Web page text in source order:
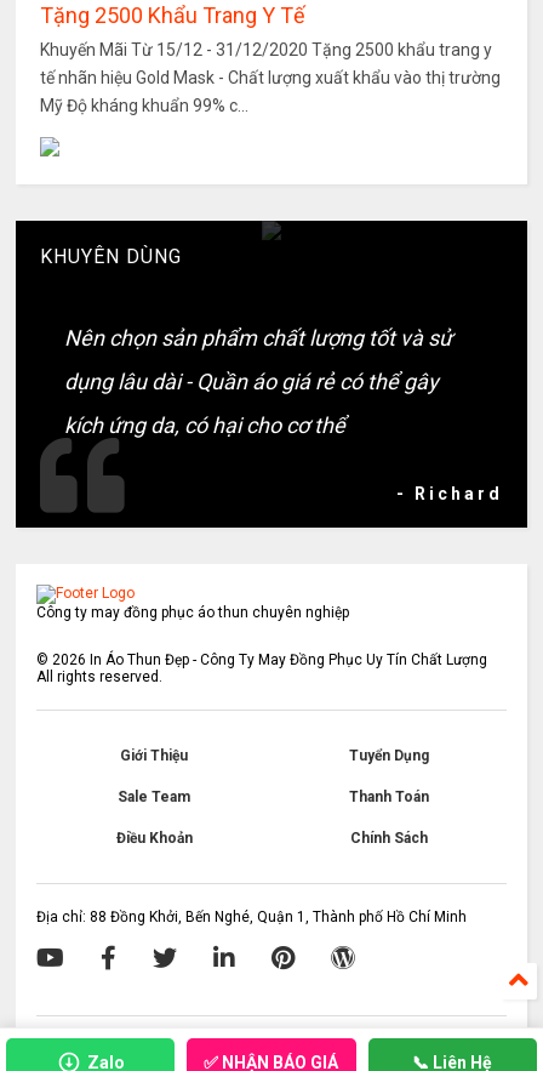
Zalo ✅ NHẬN BÁO GIÁ 📞 Liên Hệ
Tặng 2500 Khẩu Trang Y Tế
Khuyến Mãi Từ 15/12 - 31/12/2020 Tặng 2500 khẩu trang y
tế nhãn hiệu Gold Mask - Chất lượng xuất khẩu vào thị trường
Mỹ Độ kháng khuẩn 99% c...
KHUYÊN DÙNG
Nên chọn sản phẩm chất lượng tốt và sử
dụng lâu dài - Quần áo giá rẻ có thể gây
kích ứng da, có hại cho cơ thể
- Richard
Công ty may đồng phục áo thun chuyên nghiệp
© 2026 In Áo Thun Đẹp - Công Ty May Đồng Phục Uy Tín Chất Lượng
All rights reserved.
Giới Thiệu Tuyển Dụng
Sale Team Thanh Toán
Điều Khoản Chính Sách
Địa chỉ: 88 Đồng Khởi, Bến Nghé, Quận 1, Thành phố Hồ Chí Minh